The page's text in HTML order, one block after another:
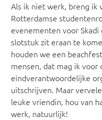
Als ik niet werk, breng ik
Rotterdamse
evenementen voor
slotstuk zit eraan te
houden we een
mensen, dat mag ik voor
eindverantwoordelijke
uitschrijven. Maar
leuke vriendin, hou van
werk, natuurlijk!